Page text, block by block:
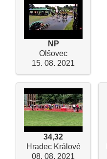
NP
Olšovec
15. 08. 2021
34,32
Hradec Králové
08. 08. 2021